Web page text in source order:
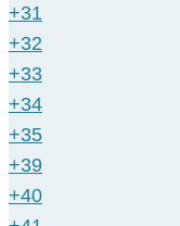
+31
+32
+33
+34
+35
+39
+40